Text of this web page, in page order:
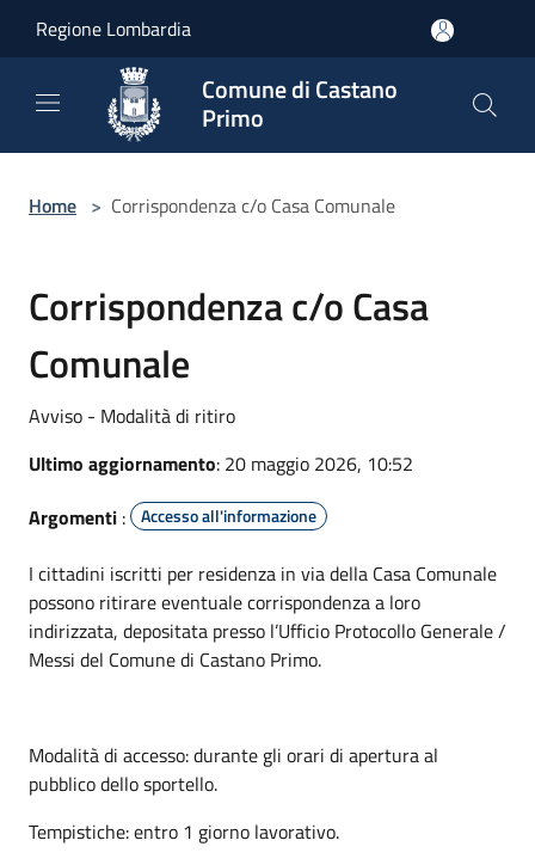
Regione Lombardia
Comune di Castano
Primo
Home > Corrispondenza c/o Casa Comunale
Corrispondenza c/o Casa
Comunale
Avviso - Modalità di ritiro
Ultimo aggiornamento: 20 maggio 2026, 10:52
Argomenti : Accesso all'informazione
I cittadini iscritti per residenza in via della Casa Comunale
possono ritirare eventuale corrispondenza a loro
indirizzata, depositata presso l’Ufficio Protocollo Generale /
Messi del Comune di Castano Primo.
Modalità di accesso: durante gli orari di apertura al
pubblico dello sportello.
Tempistiche: entro 1 giorno lavorativo.